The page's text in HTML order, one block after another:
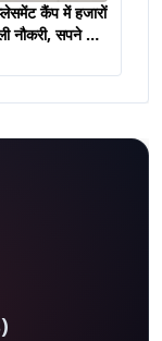
कैंप में हजारों
नौकरी, सपने होंगे